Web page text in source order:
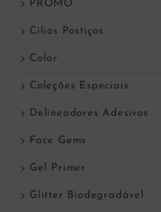
PROMO
Cílios Postiços
Colar
Coleções Especiais
Delineadores Adesivos
Face Gems
Gel Primer
Glitter Biodegradável